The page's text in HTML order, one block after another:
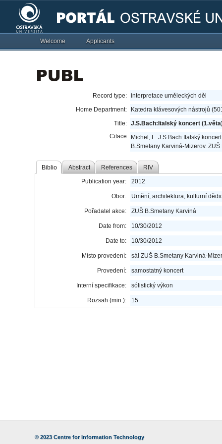
Welcome Applicants
Record type: interpretace uměleckých děl
Home Department:
Katedra klávesových nástrojů
Title: J.S.Bach:Italský koncert
Citace
Michel, L. J.S.Bach:Italský
B.Smetany Karviná-Mizerov.
Biblio Abstract References RIV
Publication year: 2012
Obor: Umění, architektura, kulturní
Pořadatel akce: ZUŠ B.Smetany Karviná
Date from: 10/30/2012
Date to: 10/30/2012
Místo provedení: sál ZUŠ B.Smetany Karviná-
Provedení: samostatný koncert
Interní specifikace: sólistický výkon
Rozsah (min.): 15
© 2023 Centre for Information Technology